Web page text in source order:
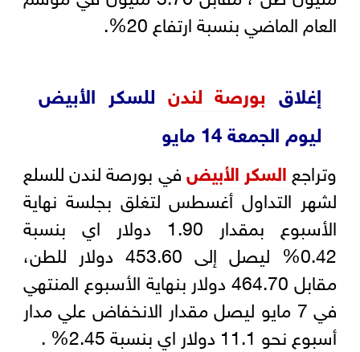
العام الماضي بنسبة ارتفاع 20%.
إغلاق بورصة لندن للسكر الأبيض
ليوم الجمعة 14 مايو
وتراجعالسكر الأبيضفي بورصة لندن للسلع
لشهر التداول أغسطس لتغلق بجلسة نهاية
الأسبوع بمقدار 1.90 دولار اي بنسبة
0.42% ليصل إلى 453.60 دولار للطن،
مقابل 464.70 دولار بنهاية الأسبوع المنتهي
في 7 مايو ليصل مقدار الانخفاض علي مدار
أسبوع نحو 11.1 دولار اي بنسبة 2.45% .